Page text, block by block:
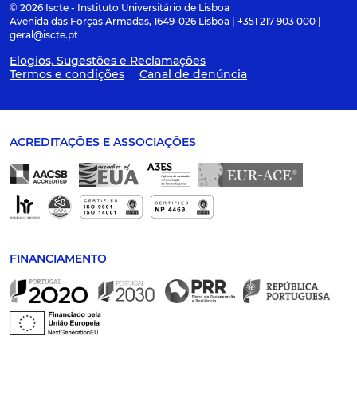
© 2026 Iscte - Instituto Universitário de Lisboa
Avenida das Forças Armadas, 1649-026 Lisboa | +351 217 903 000 |
geral@iscte.pt
Elogios, Sugestões e Reclamações
Termos e condições
Canal de denúncia
ACREDITAÇÕES E ASSOCIAÇÕES
FINANCIAMENTO